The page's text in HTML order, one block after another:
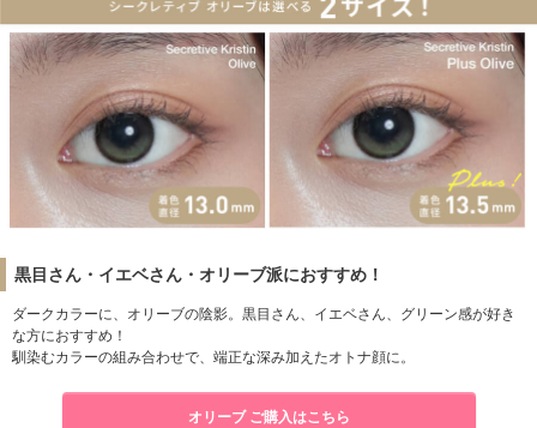
黒目さん・イエベさん・オリーブ派におすすめ！
ダークカラーに、オリーブの陰影。黒目さん、イエベさん、グリーン感が好き
な方におすすめ！
馴染むカラーの組み合わせで、端正な深み加えたオトナ顔に。
オリーブ ご購入はこちら